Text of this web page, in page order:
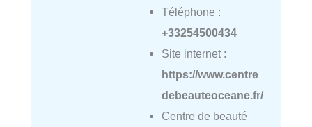
Téléphone :
+33254500434
Site internet :
https://www.centre
debeauteoceane.fr/
Centre de beauté